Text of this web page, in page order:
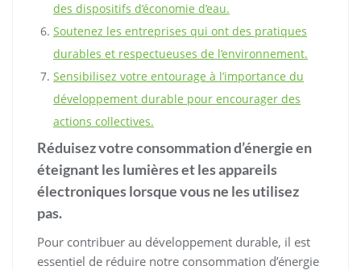
des dispositifs d’économie d’eau.
Soutenez les entreprises qui ont des pratiques
durables et respectueuses de l’environnement.
Sensibilisez votre entourage à l’importance du
développement durable pour encourager des
actions collectives.
Réduisez votre consommation d’énergie en
éteignant les lumières et les appareils
électroniques lorsque vous ne les utilisez
pas.
Pour contribuer au développement durable, il est
essentiel de réduire notre consommation d’énergie